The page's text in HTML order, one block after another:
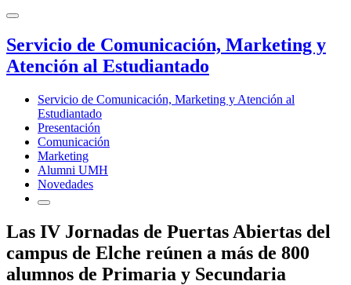
Servicio de Comunicación, Marketing y
Atención al Estudiantado
Servicio de Comunicación, Marketing y Atención al
Estudiantado
Presentación
Comunicación
Marketing
Alumni UMH
Novedades
Las IV Jornadas de Puertas Abiertas del
campus de Elche reúnen a más de 800
alumnos de Primaria y Secundaria